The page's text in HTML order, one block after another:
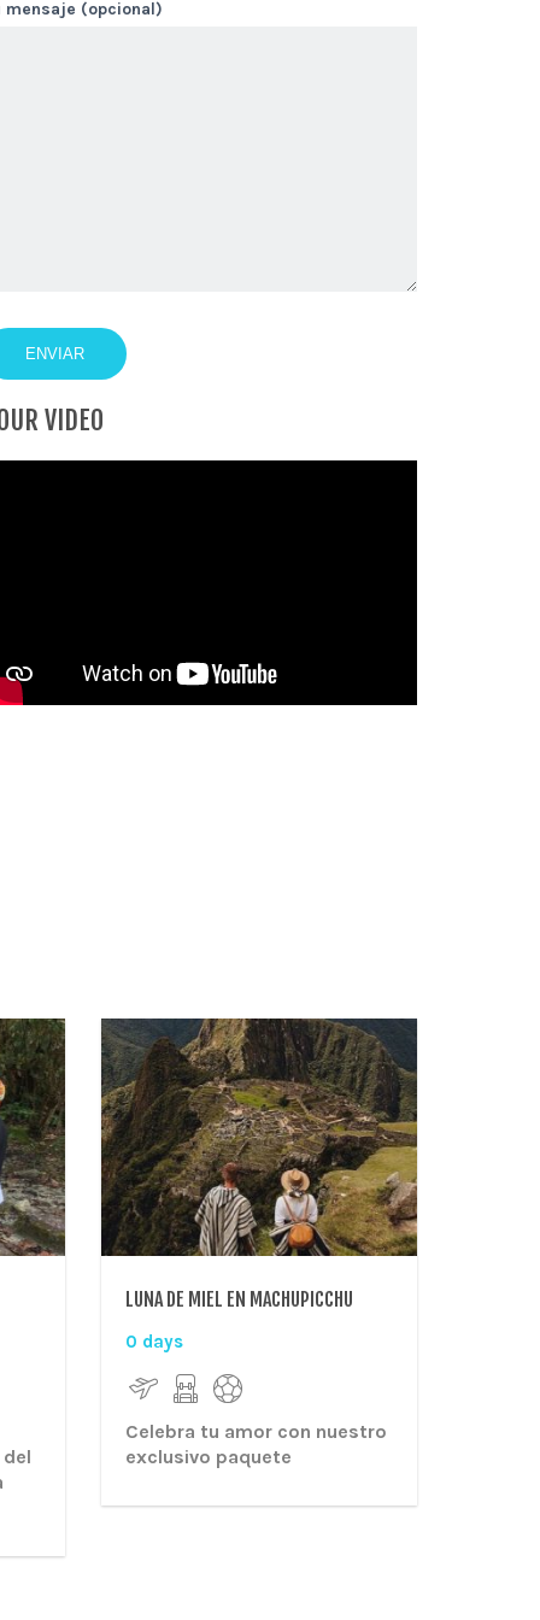
mensaje (opcional)
VIDEO
LUNA DE MIEL EN MACHUPICCHU
0 days
Celebra tu amor con nuestro
exclusivo paquete